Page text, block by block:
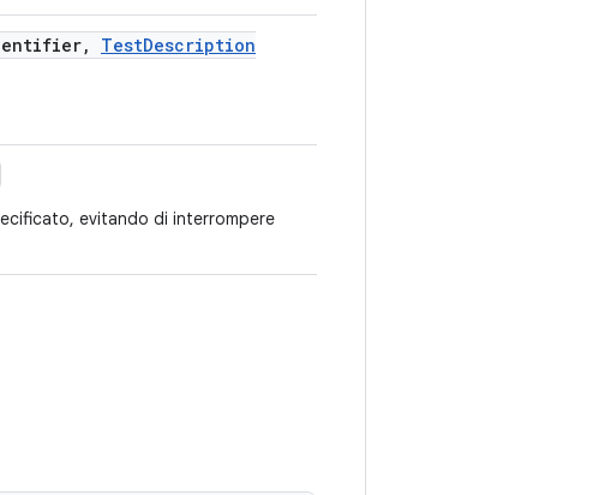
, TestDescription
evitando di interrompere